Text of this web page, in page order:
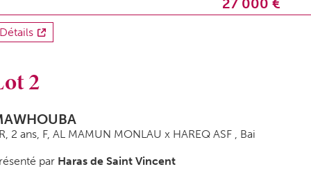
27 000 €
Détails
2
2 ans, F, AL MAMUN MONLAU x HAREQ ASF , Bai
par Haras de Saint Vincent